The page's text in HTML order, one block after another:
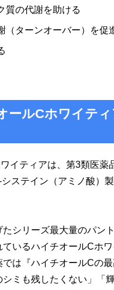
質の代謝を助ける
（ターンオーバー）を促
ールCホワイテ
イティアは、第3類医薬
ステイン（アミノ酸）
シリーズ最大量のパン
ているハイチオールCホ
は『ハイチオールCの
ミも残したくない」「